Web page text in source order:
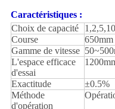
Caractéristiques :
Choix de capacité
Course
Gamme de vitesse
L'espace efficace
d'essai
Exactitude
±0.5%
Méthode
d'opération